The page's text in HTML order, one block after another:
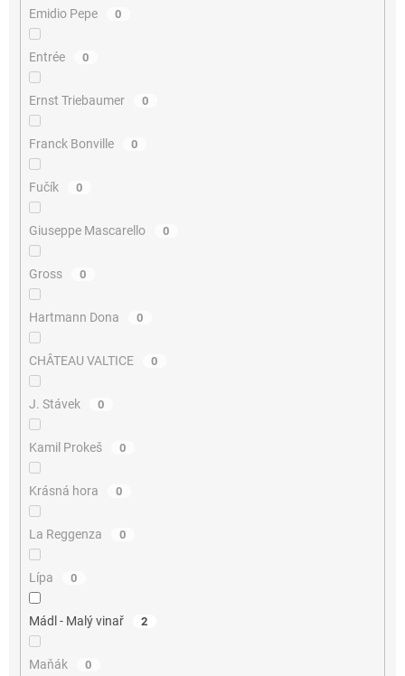
Emidio Pepe 0
Entrée 0
Ernst Triebaumer 0
Franck Bonville 0
Fučík 0
Giuseppe Mascarello 0
Gross 0
Hartmann Dona 0
CHÂTEAU VALTICE 0
J. Stávek 0
Kamil Prokeš 0
Krásná hora 0
La Reggenza 0
Lípa 0
Mádl - Malý vinař 2
Maňák 0